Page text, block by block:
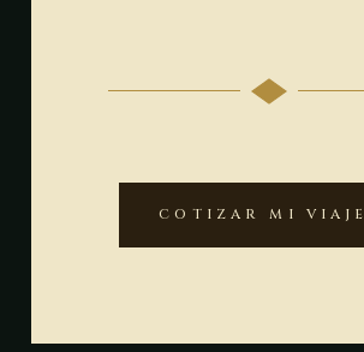
COTIZAR MI VIAJE